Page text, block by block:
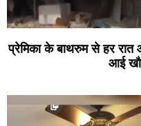
प्रेमिका के बाथरुम से हर
आई